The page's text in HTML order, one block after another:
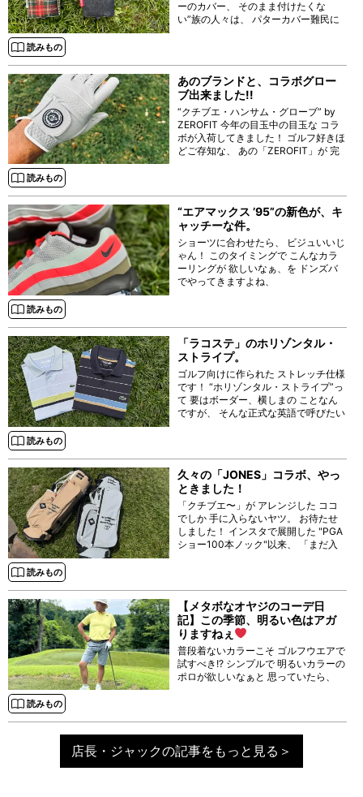
読みもの
ーのカバー、 そのまま付けたくな
い”族の人々は、 パターカバー難民に
読みもの
あのブランドと、コラボグロー
ブ出来ました!!
“クチブエ・ハンサム・グローブ” by
ZEROFIT 今年の目玉中の目玉な コラ
ボが入荷してきました！ ゴルフ好きほ
どご存知な、 あの「ZEROFIT」が 完
読みもの
“エアマックス ’95”の新色が、キ
ャッチーな件。
ショーツに合わせたら、 ビジュいいじ
ゃん！ このタイミングで こんなカラ
ーリングが 欲しいなぁ、を ドンズバ
でやってきますよね、
読みもの
「ラコステ」のホリゾンタル・
ストライプ。
ゴルフ向けに作られた ストレッチ仕様
です！ “ホリゾンタル・ストライプ”っ
て 要はボーダー、横しまの ことなん
ですが、 そんな正式な英語で呼びたい
読みもの
久々の「JONES」コラボ、やっ
ときました！
「クチブエ〜」が アレンジした ココ
でしか 手に入らないヤツ。 お待たせ
しました！ インスタで展開した "PGA
ショー100本ノック"以来、 「まだ入
読みもの
【メタボなオヤジのコーデ日
記】この季節、明るい色はアガ
りますねぇ
普段着ないカラーこそ ゴルフウエアで
試すべき!? シンプルで 明るいカラーの
ポロが欲しいなぁと 思っていたら、
店長・ジャックの記事をもっと見る＞